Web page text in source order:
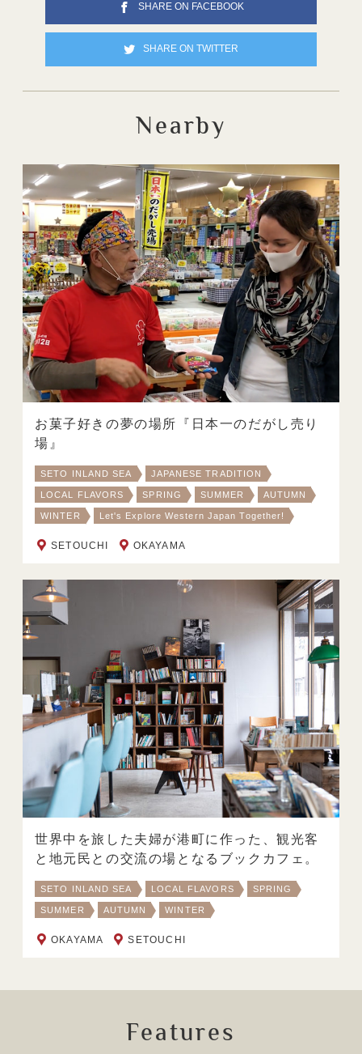
SHARE ON FACEBOOK
SHARE ON TWITTER
Nearby
お菓子好きの夢の場所『日本一のだがし売り
場』
SETO INLAND SEA JAPANESE TRADITION
LOCAL FLAVORS SPRING SUMMER AUTUMN
WINTER Let's Explore Western Japan Together!
SETOUCHI OKAYAMA
世界中を旅した夫婦が港町に作った、観光客
と地元民との交流の場となるブックカフェ。
SETO INLAND SEA LOCAL FLAVORS SPRING
SUMMER AUTUMN WINTER
OKAYAMA SETOUCHI
Features